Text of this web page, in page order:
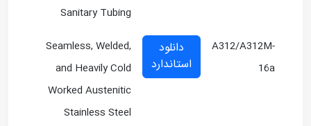
Sanitary Tubing
A312/A312M-
16a
دانلود
استاندارد
Seamless, Welded,
and Heavily Cold
Worked Austenitic
Stainless Steel